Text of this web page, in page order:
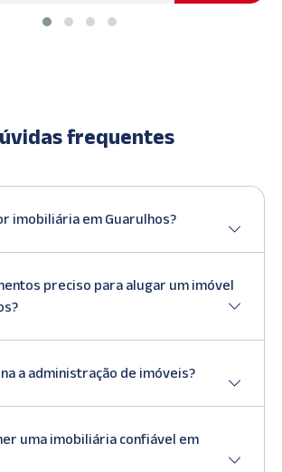
frequentes
imobiliária em Guarulhos?
preciso para alugar um imóvel
a administração de imóveis?
uma imobiliária confiável em